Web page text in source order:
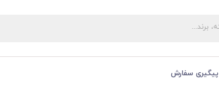
پیگیری سفارش